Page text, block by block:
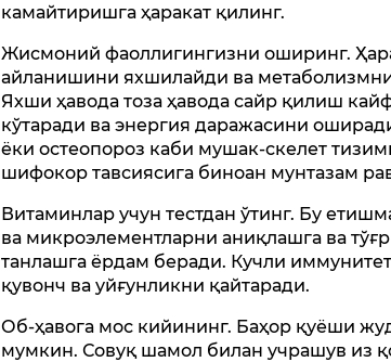
камайтиришга ҳаракат қилинг.
Жисмоний фаоллигингизни оширинг.
айланишини яхшилайди ва
Яхши ҳавода тоза ҳавода сайр қилиш
кўтаради ва энергия даражасини
ёки остеопороз каби мушак-скелет
шифокор тавсиясига биноан мунтазам
Витаминлар учун тестдан ўтинг. Бу
ва микроэлементларни аниқлашга ва
танлашга ёрдам беради. Кучли
қувонч ва уйғунликни қайтаради.
Об-ҳавога мос кийининг. Баҳор қуёши
мумкин. Совуқ шамол билан учрашув из